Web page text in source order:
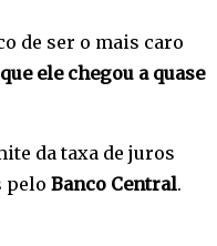
de ser o mais caro
ele chegou a quase
da taxa de juros
pelo Banco Central.